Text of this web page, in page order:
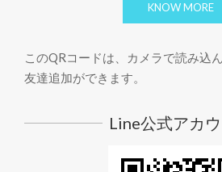
KNOW MORE
このQRコードは、カメラで読み込
友達追加ができます。
Line公式アカ